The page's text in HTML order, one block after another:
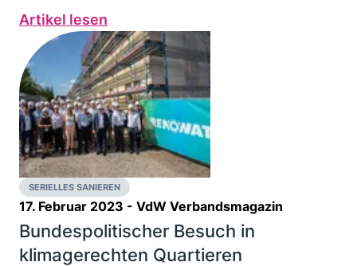
Artikel lesen
SERIELLES SANIEREN
17. Februar 2023 - VdW Verbandsmagazin
Bundespolitischer Besuch in
klimagerechten Quartieren